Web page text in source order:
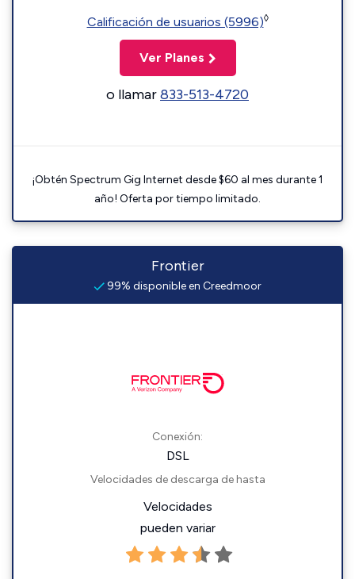
Calificación de usuarios (5996)◊
Ver Planes
o llamar833-513-4720
¡Obtén Spectrum Gig Internet desde $60 al mes durante 1
año! Oferta por tiempo limitado.
Frontier
99% disponible en Creedmoor
Conexión:
DSL
Velocidades de descarga de hasta
Velocidades
pueden variar